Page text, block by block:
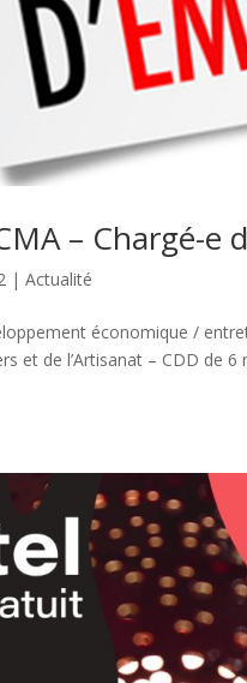
– Chargé-
|Actualité
économique /
et de l’Artisanat – CDD de